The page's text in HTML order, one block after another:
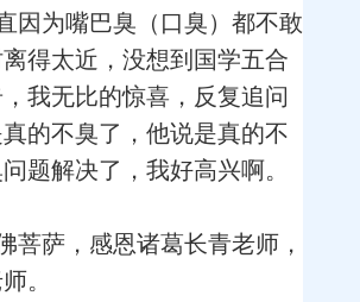
因为嘴巴臭（口臭）都不敢
得太近，没想到国学五合
我无比的惊喜，反复追问
的不臭了，他说是真的不
题解决了，我好高兴啊。
菩萨，感恩诸葛长青老师，
。